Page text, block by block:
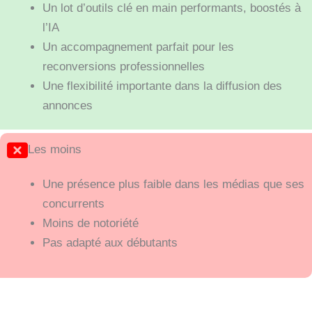
Un lot d’outils clé en main performants, boostés à
l’IA
Un accompagnement parfait pour les
reconversions professionnelles
Une flexibilité importante dans la diffusion des
annonces
Les moins
Une présence plus faible dans les médias que ses
concurrents
Moins de notoriété
Pas adapté aux débutants